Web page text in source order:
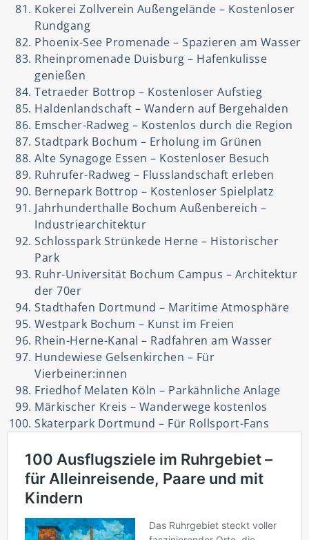
Kokerei Zollverein Außengelände – Kostenloser
Rundgang
Phoenix-See Promenade – Spazieren am Wasser
Rheinpromenade Duisburg – Hafenkulisse
genießen
Tetraeder Bottrop – Kostenloser Aufstieg
Haldenlandschaft – Wandern auf Bergehalden
Emscher-Radweg – Kostenlos durch die Region
Stadtpark Bochum – Erholung im Grünen
Alte Synagoge Essen – Kostenloser Besuch
Ruhrufer-Radweg – Flusslandschaft erleben
Bernepark Bottrop – Kostenloser Spielplatz
Jahrhunderthalle Bochum Außenbereich –
Industriearchitektur
Schlosspark Strünkede Herne – Historischer
Park
Ruhr-Universität Bochum Campus – Architektur
der 70er
Stadthafen Dortmund – Maritime Atmosphäre
Westpark Bochum – Kunst im Freien
Rhein-Herne-Kanal – Radfahren am Wasser
Hundewiese Gelsenkirchen – Für
Vierbeiner:innen
Friedhof Melaten Köln – Parkähnliche Anlage
Märkischer Kreis – Wanderwege kostenlos
Skaterpark Dortmund – Für Rollsport-Fans